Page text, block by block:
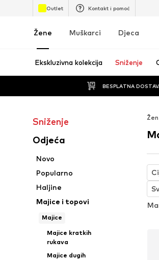
Outlet Kontakt i pomoć
Žene Muškarci Djeca
Ekskluzivna kolekcija Sniženje
BESPLATNA
Sniženje
Odjeća
Novo
Popularno
Haljine
Majice i topovi
Majice
Majice kratkih
rukava
Majice dugih